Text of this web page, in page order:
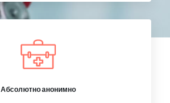
Абсолютно анонимно